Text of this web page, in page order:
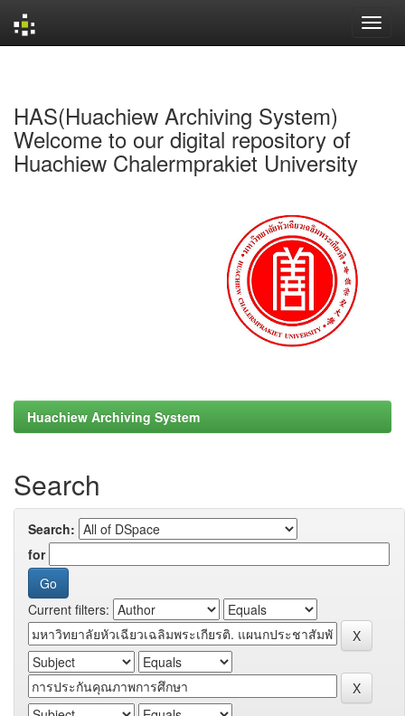
HAS(Huachiew Archiving System)
Welcome to our digital repository of
Huachiew Chalermprakiet University
Huachiew Archiving System
Search
Search:
for
Current filters: